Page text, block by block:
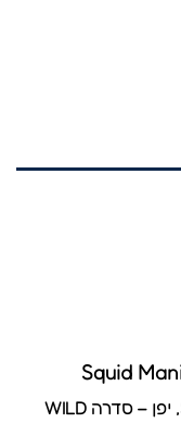
דמוי לדייג קלאמרי מבית SQUID MANIA, יפן – סדרה WILD